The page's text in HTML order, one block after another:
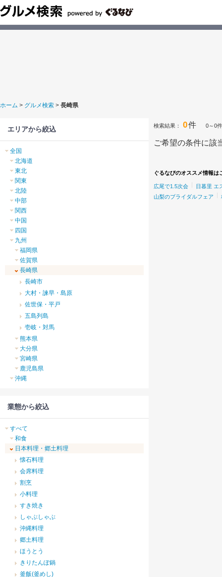
ホーム > グルメ検索 > 長崎県
検索結果： 0件 0～0件
ご希望の条件に該
ぐるなびのオススメ情報は
広尾で1.5次会
日暮里 エ
山梨のブライダルフェア
エリアから絞込
全国
北海道
東北
関東
北陸
中部
関西
中国
四国
九州
福岡県
佐賀県
長崎県
長崎市
大村・諫早・島原
佐世保・平戸
五島列島
壱岐・対馬
熊本県
大分県
宮崎県
鹿児島県
沖縄
業態から絞込
すべて
和食
日本料理・郷土料理
懐石料理
会席料理
割烹
小料理
すき焼き
しゃぶしゃぶ
沖縄料理
郷土料理
ほうとう
きりたんぽ鍋
釜飯(釜めし)